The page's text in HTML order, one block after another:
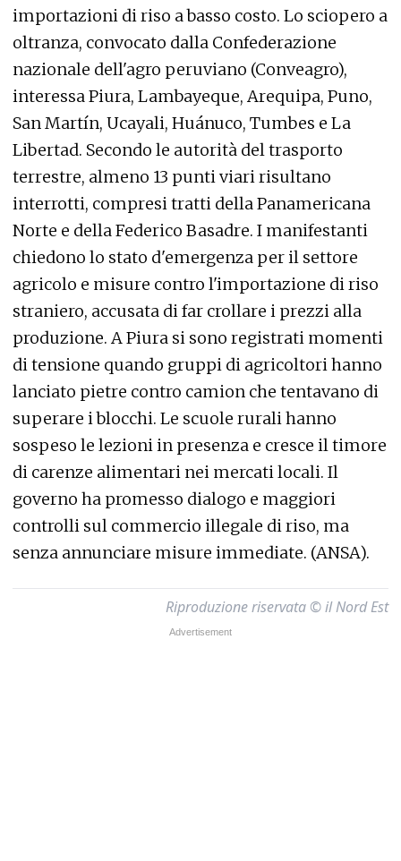
importazioni di riso a basso costo. Lo sciopero a
oltranza, convocato dalla Confederazione
nazionale dell'agro peruviano (Conveagro),
interessa Piura, Lambayeque, Arequipa, Puno,
San Martín, Ucayali, Huánuco, Tumbes e La
Libertad. Secondo le autorità del trasporto
terrestre, almeno 13 punti viari risultano
interrotti, compresi tratti della Panamericana
Norte e della Federico Basadre. I manifestanti
chiedono lo stato d'emergenza per il settore
agricolo e misure contro l'importazione di riso
straniero, accusata di far crollare i prezzi alla
produzione. A Piura si sono registrati momenti
di tensione quando gruppi di agricoltori hanno
lanciato pietre contro camion che tentavano di
superare i blocchi. Le scuole rurali hanno
sospeso le lezioni in presenza e cresce il timore
di carenze alimentari nei mercati locali. Il
governo ha promesso dialogo e maggiori
controlli sul commercio illegale di riso, ma
senza annunciare misure immediate. (ANSA).
Riproduzione riservata © il Nord Est